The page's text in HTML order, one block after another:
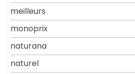
meilleurs
monoprix
naturana
naturel